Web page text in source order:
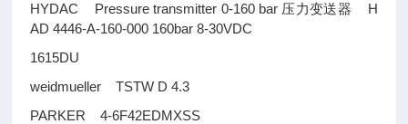
HYDAC Pressure transmitter 0-160 bar 压力变送器
H
AD 4446-A-160-000 160bar 8-30VDC
1615DU
weidmueller TSTW D 4.3
PARKER 4-6F42EDMXSS